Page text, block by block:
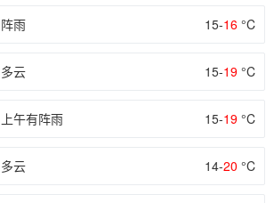
阵雨 15-16 °C
多云 15-19 °C
上午有阵雨 15-19 °C
多云 14-20 °C